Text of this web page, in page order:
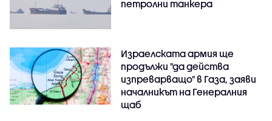
петролни танкера
Израелската армия ще
продължи "да действа
изпреварващо" в Газа, заяви
началникът на Генералния
щаб